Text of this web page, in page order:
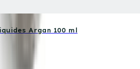
Argan 100 ml